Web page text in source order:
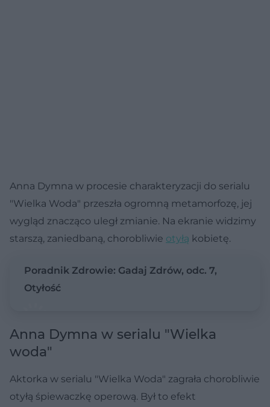
Anna Dymna w procesie charakteryzacji do serialu
"Wielka Woda" przeszła ogromną metamorfozę, jej
wygląd znacząco uległ zmianie. Na ekranie widzimy
starszą, zaniedbaną, chorobliwie otyłą kobietę.
Poradnik Zdrowie: Gadaj Zdrów, odc. 7,
Otyłość
Anna Dymna w serialu "Wielka
woda"
Aktorka w serialu "Wielka Woda" zagrała chorobliwie
otyłą śpiewaczkę operową. Był to efekt